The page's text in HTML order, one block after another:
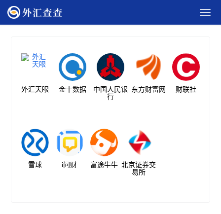
外汇天眼 金十数据
中国人民银
行
东方财富网 财联社
雪球 i问财 富途牛牛 北京证券交
易所